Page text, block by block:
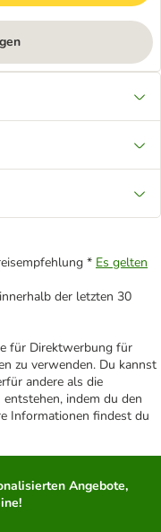
* Es gelten
der letzten 30
für Direktwerbung für
zu verwenden. Du kannst
andere als die
indem du den
Informationen findest du
Angebote,